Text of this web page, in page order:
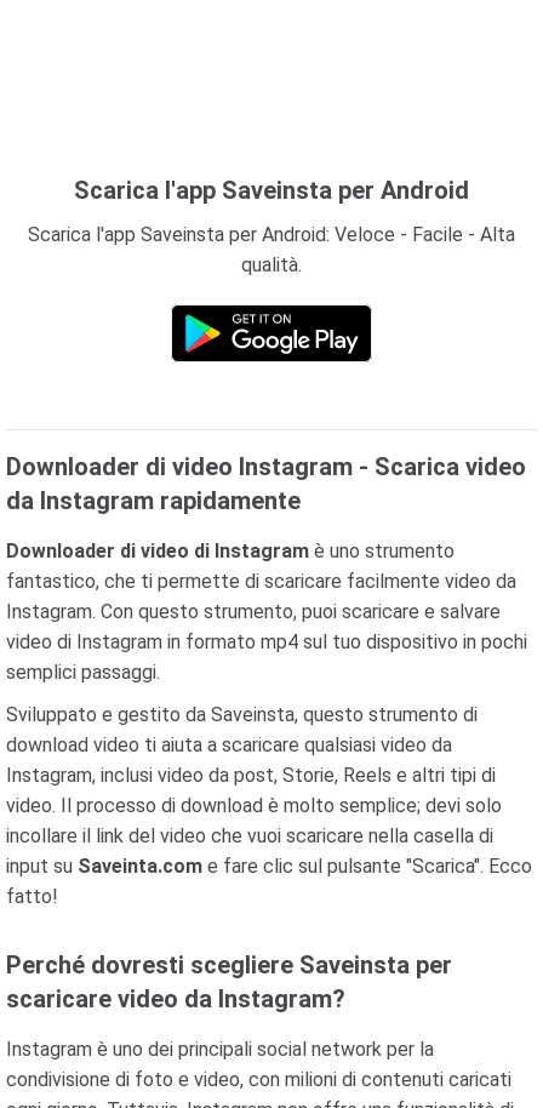
Scarica l'app Saveinsta per Android
Scarica l'app Saveinsta per Android: Veloce - Facile - Alta
qualità.
Downloader di video Instagram - Scarica video
da Instagram rapidamente
Downloader di video di Instagram è uno strumento
fantastico, che ti permette di scaricare facilmente video da
Instagram. Con questo strumento, puoi scaricare e salvare
video di Instagram in formato mp4 sul tuo dispositivo in pochi
semplici passaggi.
Sviluppato e gestito da Saveinsta, questo strumento di
download video ti aiuta a scaricare qualsiasi video da
Instagram, inclusi video da post, Storie, Reels e altri tipi di
video. Il processo di download è molto semplice; devi solo
incollare il link del video che vuoi scaricare nella casella di
input su Saveinta.com e fare clic sul pulsante "Scarica". Ecco
fatto!
Perché dovresti scegliere Saveinsta per
scaricare video da Instagram?
Instagram è uno dei principali social network per la
condivisione di foto e video, con milioni di contenuti caricati